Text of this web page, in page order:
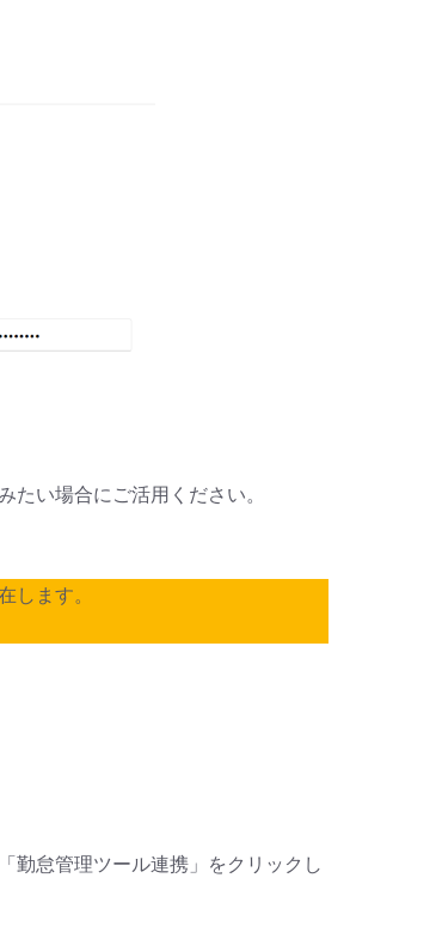
い場合にご活用ください。
します。
勤怠管理ツール連携」をクリックし